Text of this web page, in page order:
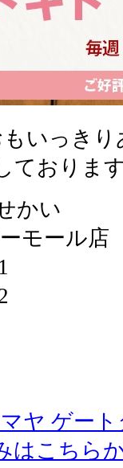
いっき
ておりま
かい
モール店
ヤ ゲー
はこちら